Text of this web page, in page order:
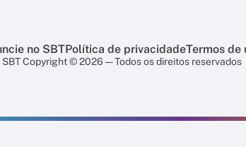
no SBTPolítica de privacidadeTermos de
SBT Copyright © 2026 — Todos os direitos reservados